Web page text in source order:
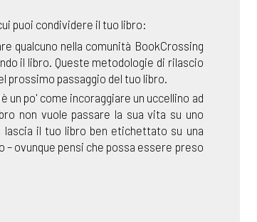
puoi condividere il tuo libro:
qualcuno nella comunità BookCrossing
il libro. Queste metodologie di rilascio
prossimo passaggio del tuo libro.
un po' come incoraggiare un uccellino ad
non vuole passare la sua vita su uno
lascia il tuo libro ben etichettato su una
– ovunque pensi che possa essere preso